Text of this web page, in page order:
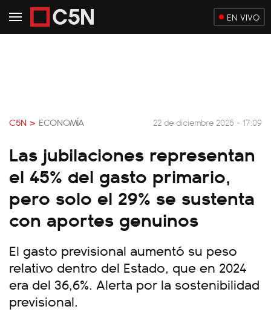
EN VIVO
C5N > ECONOMÍA 22 de diciembre 2025 - 17:09
Las jubilaciones representan
el 45% del gasto primario,
pero solo el 29% se sustenta
con aportes genuinos
El gasto previsional aumentó su peso
relativo dentro del Estado, que en 2024
era del 36,6%. Alerta por la sostenibilidad
previsional.